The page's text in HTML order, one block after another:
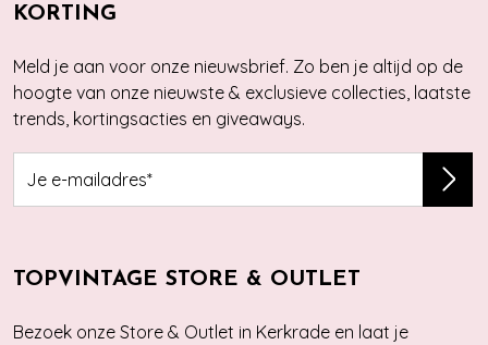
KORTING
Meld je aan voor onze nieuwsbrief. Zo ben je altijd op de
hoogte van onze nieuwste & exclusieve collecties, laatste
trends, kortingsacties en giveaways.
TOPVINTAGE STORE & OUTLET
Bezoek onze Store & Outlet in Kerkrade en laat je